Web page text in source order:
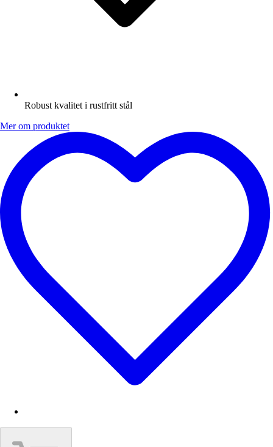
Robust kvalitet i rustfritt stål
Mer om produktet